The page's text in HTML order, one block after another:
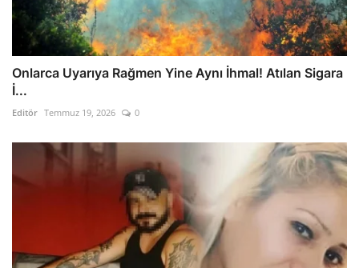
Onlarca Uyarıya Rağmen Yine Aynı İhmal! Atılan Sigara
İ...
Editör Temmuz 19, 2026 0